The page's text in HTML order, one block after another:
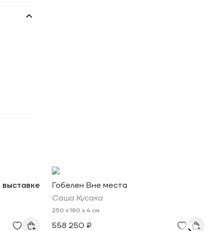
выставке
Гобелен Вне места
Саша Кусака
250 x 180 x 4 см
558 250 ₽